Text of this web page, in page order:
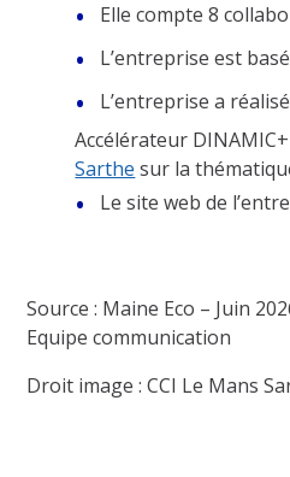
Elle compte 8
L’entreprise est
L’entreprise a
Accélérateur
Sarthe sur la
Le site web de
Source : Maine Eco – Juin
Equipe communication
Droit image : CCI Le Mans